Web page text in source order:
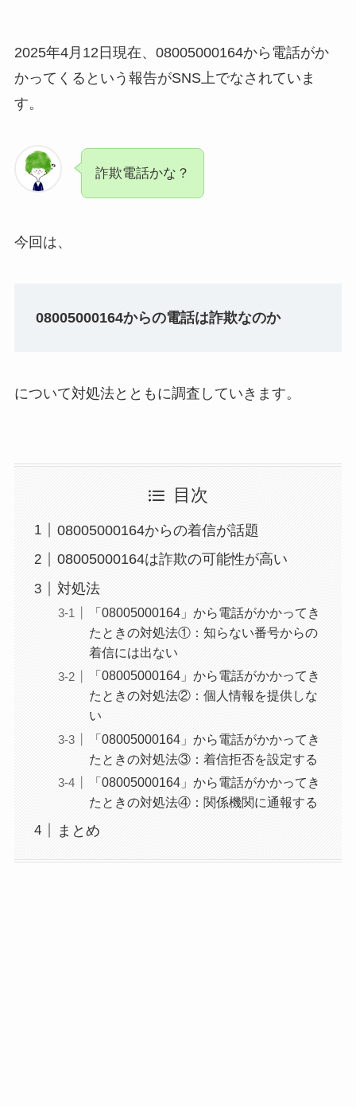
2025年4月12日現在、08005000164から電話がか
かってくるという報告がSNS上でなされていま
す。
詐欺電話かな？
今回は、
08005000164からの電話は詐欺なのか
について対処法とともに調査していきます。
目次
08005000164からの着信が話題
08005000164は詐欺の可能性が高い
対処法
「08005000164」から電話がかかってき
たときの対処法①：知らない番号からの
着信には出ない
「08005000164」から電話がかかってき
たときの対処法②：個人情報を提供しな
い
「08005000164」から電話がかかってき
たときの対処法③：着信拒否を設定する
「08005000164」から電話がかかってき
たときの対処法④：関係機関に通報する
まとめ